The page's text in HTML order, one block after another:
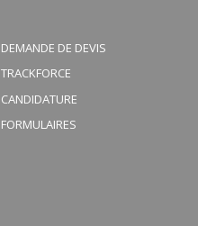
DEMANDE DE DEVIS
TRACKFORCE
CANDIDATURE
FORMULAIRES